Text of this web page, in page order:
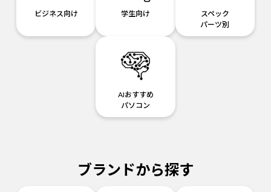
ビジネス向け 学生向け
スペック
パーツ別
AIおすすめ
パソコン
ブランドから探す